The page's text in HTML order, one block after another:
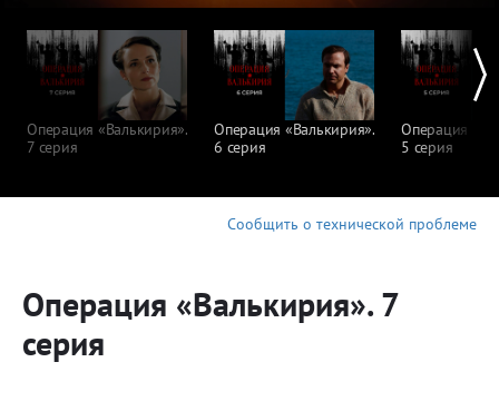
Операция «Валькирия».
7 серия
Операция «Валькирия».
6 серия
Операция
5 серия
Сообщить о технической проблеме
Операция «Валькирия». 7
серия